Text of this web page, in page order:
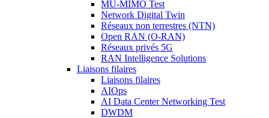
MU-MIMO Test
Network Digital Twin
Réseaux non terrestres (NTN)
Open RAN (O-RAN)
Réseaux privés 5G
RAN Intelligence Solutions
Liaisons filaires
Liaisons filaires
AIOps
AI Data Center Networking Test
DWDM